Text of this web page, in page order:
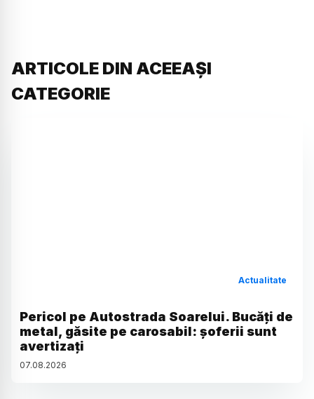
ARTICOLE DIN ACEEAȘI
CATEGORIE
Actualitate
Pericol pe Autostrada Soarelui. Bucăți de
metal, găsite pe carosabil: șoferii sunt
avertizați
07.08.2026